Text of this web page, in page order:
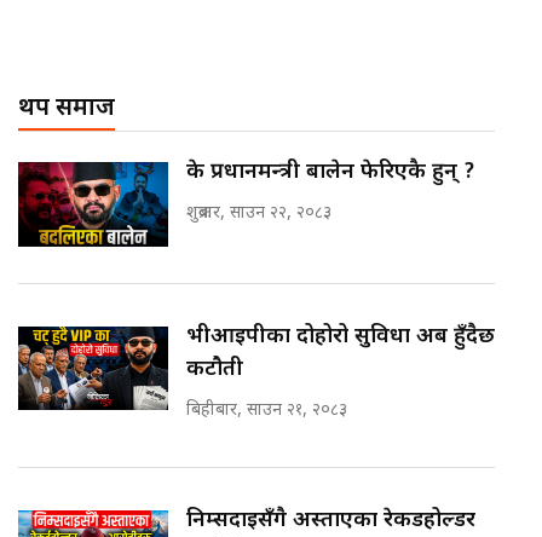
थप समाज
के प्रधानमन्त्री बालेन फेरिएकै हुन् ?
शुक्रबार, साउन २२, २०८३
भीआईपीका दोहोरो सुविधा अब हुँदैछ
कटौती
बिहीबार, साउन २१, २०८३
निम्सदाइसँगै अस्ताएका रेकर्डहोल्डर